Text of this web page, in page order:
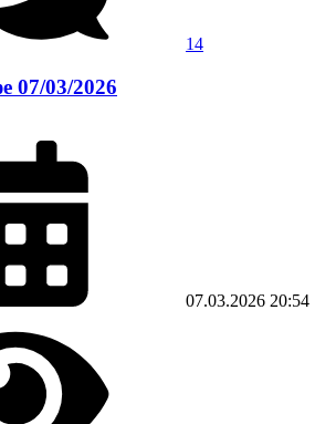
14
07/03/2026
07.03.2026 20:54